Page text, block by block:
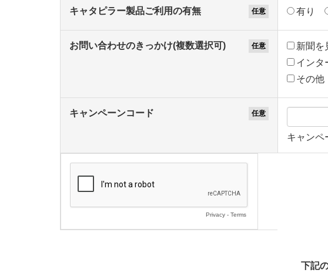
キャタピラー製品ご利用の有無 有り
お問い合わせのきっかけ(複数選択可) 新聞を
インタ
その他
キャンペーンコード
キャンペ
Privacy - Terms
下記